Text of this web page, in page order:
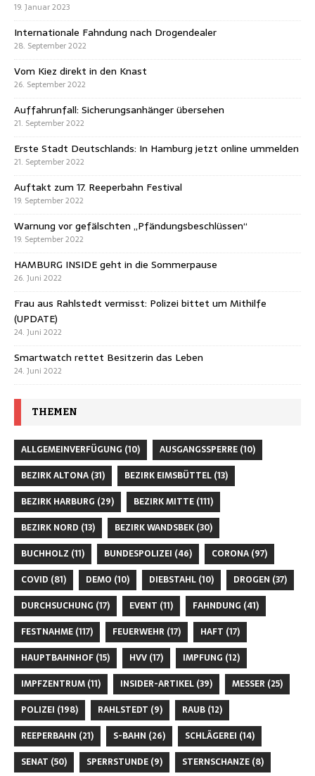
19. Januar 2023
Internationale Fahndung nach Drogendealer
28. September 2022
Vom Kiez direkt in den Knast
26. September 2022
Auffahrunfall: Sicherungsanhänger übersehen
21. September 2022
Erste Stadt Deutschlands: In Hamburg jetzt online ummelden
21. September 2022
Auftakt zum 17. Reeperbahn Festival
19. September 2022
Warnung vor gefälschten „Pfändungsbeschlüssen“
19. September 2022
HAMBURG INSIDE geht in die Sommerpause
26. Juni 2022
Frau aus Rahlstedt vermisst: Polizei bittet um Mithilfe
(UPDATE)
24. Juni 2022
Smartwatch rettet Besitzerin das Leben
24. Juni 2022
THEMEN
ALLGEMEINVERFÜGUNG (10) AUSGANGSSPERRE (10)
BEZIRK ALTONA (31) BEZIRK EIMSBÜTTEL (13)
BEZIRK HARBURG (29) BEZIRK MITTE (111)
BEZIRK NORD (13) BEZIRK WANDSBEK (30)
BUCHHOLZ (11) BUNDESPOLIZEI (46) CORONA (97)
COVID (81) DEMO (10) DIEBSTAHL (10) DROGEN (37)
DURCHSUCHUNG (17) EVENT (11) FAHNDUNG (41)
FESTNAHME (117) FEUERWEHR (17) HAFT (17)
HAUPTBAHNHOF (15) HVV (17) IMPFUNG (12)
IMPFZENTRUM (11) INSIDER-ARTIKEL (39) MESSER (25)
POLIZEI (198) RAHLSTEDT (9) RAUB (12)
REEPERBAHN (21) S-BAHN (26) SCHLÄGEREI (14)
SENAT (50) SPERRSTUNDE (9) STERNSCHANZE (8)